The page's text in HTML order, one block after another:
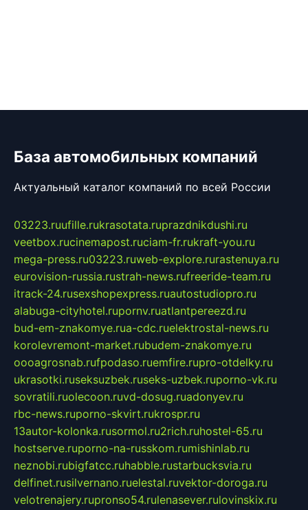
База автомобильных компаний
Актуальный каталог компаний по всей России
03223.ruufille.rukrasotata.ruprazdnikdushi.ru
veetbox.rucinemapost.ruciam-fr.rukraft-you.ru
mega-press.ru03223.ruweb-explore.rurastenuya.ru
eurovision-russia.rustrah-news.rufreeride-team.ru
itrack-24.rusexshopexpress.ruautostudiopro.ru
alabuga-cityhotel.rupornv.ruatlantpereezd.ru
bud-em-znakomye.rua-cdc.ruelektrostal-news.ru
korolevremont-market.rubudem-znakomye.ru
oooagrosnab.rufpodaso.ruemfire.rupro-otdelky.ru
ukrasotki.ruseksuzbek.ruseks-uzbek.ruporno-vk.ru
sovratili.ruolecoon.ruvd-dosug.ruadonyev.ru
rbc-news.ruporno-skvirt.rukrospr.ru
13autor-kolonka.rusormol.ru2rich.ruhostel-65.ru
hostserve.ruporno-na-russkom.rumishinlab.ru
neznobi.rubigfatcc.ruhabble.rustarbucksvia.ru
delfinet.rusilvernano.ruelestal.ruvektor-doroga.ru
velotrenajery.rupronso54.rulenasever.rulovinskix.ru